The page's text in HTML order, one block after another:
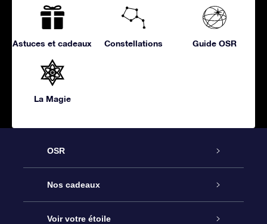
Astuces et cadeaux Constellations Guide OSR
La Magie
OSR
Service
À propos de l’OSR
Nos cadeaux
Cadeau d’étoile en ligne
Voir votre étoile